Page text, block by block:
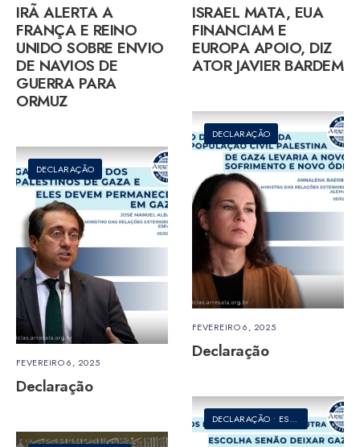
IRÃ ALERTA A
FRANÇA E REINO
UNIDO SOBRE ENVIO
DE NAVIOS DE
GUERRA PARA
ORMUZ
ISRAEL MATA, EUA
FINANCIAM E
EUROPA APOIO, DIZ
ATOR JAVIER BARDEM
DECLARAÇÃO
FEVEREIRO 6, 2025
Declaração
DECLARAÇÃO
FEVEREIRO 6, 2025
Declaração
DECLARAÇÃO • ESTADOS UNIDOS DA AMÉRICA